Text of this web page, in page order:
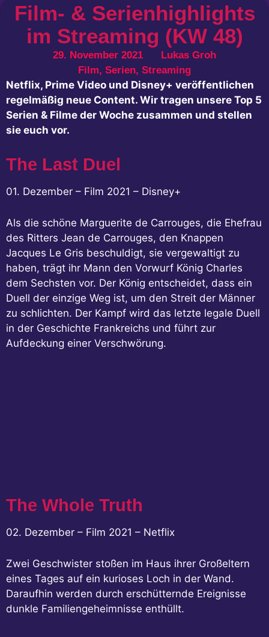
Film- & Serienhighlights
im Streaming (KW 48)
29. November 2021
Lukas Groh
Film, Serien, Streaming
Netflix, Prime Video und Disney+ veröffentlichen
regelmäßig neue Content. Wir tragen unsere Top 5
Serien & Filme der Woche zusammen und stellen
sie euch vor.
The Last Duel
01. Dezember – Film 2021 – Disney+
Als die schöne Marguerite de Carrouges, die Ehefrau
des Ritters Jean de Carrouges, den Knappen
Jacques Le Gris beschuldigt, sie vergewaltigt zu
haben, trägt ihr Mann den Vorwurf König Charles
dem Sechsten vor. Der König entscheidet, dass ein
Duell der einzige Weg ist, um den Streit der Männer
zu schlichten. Der Kampf wird das letzte legale Duell
in der Geschichte Frankreichs und führt zur
Aufdeckung einer Verschwörung.
The Whole Truth
02. Dezember – Film 2021 – Netflix
Zwei Geschwister stoßen im Haus ihrer Großeltern
eines Tages auf ein kurioses Loch in der Wand.
Daraufhin werden durch erschütternde Ereignisse
dunkle Familiengeheimnisse enthüllt.